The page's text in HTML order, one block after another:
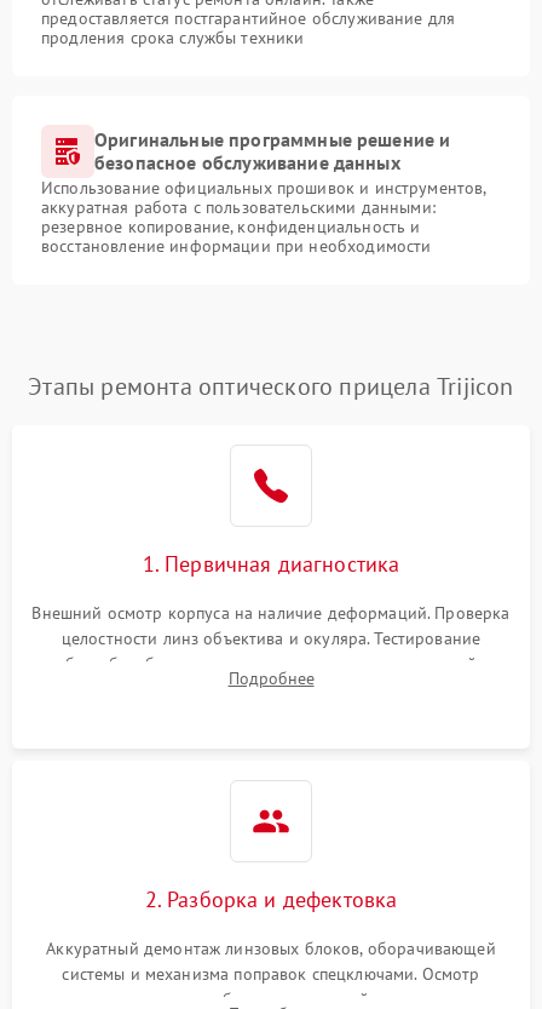
предоставляется постгарантийное обслуживание для
продления срока службы техники
Оригинальные программные решение и
безопасное обслуживание данных
Использование официальных прошивок и инструментов,
аккуратная работа с пользовательскими данными:
резервное копирование, конфиденциальность и
восстановление информации при необходимости
Этапы ремонта оптического прицела Trijicon
1. Первичная диагностика
Внешний осмотр корпуса на наличие деформаций. Проверка
целостности линз объектива и окуляра. Тестирование
работы барабанчиков ввода поправок, кольца отстройки
параллакса и зума. Выявление сколов, внутренних
Подробнее
2. Разборка и дефектовка
Аккуратный демонтаж линзовых блоков, оборачивающей
системы и механизма поправок спецключами. Осмотр
внутренних резьбовых соединений, пружин и